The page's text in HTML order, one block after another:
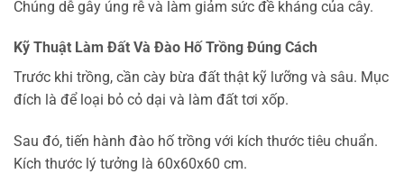
Chúng dễ gây úng rễ và làm giảm sức đề kháng của cây.
Kỹ Thuật Làm Đất Và Đào Hố Trồng Đúng Cách
Trước khi trồng, cần cày bừa đất thật kỹ lưỡng và sâu. Mục
đích là để loại bỏ cỏ dại và làm đất tơi xốp.
Sau đó, tiến hành đào hố trồng với kích thước tiêu chuẩn.
Kích thước lý tưởng là 60x60x60 cm.